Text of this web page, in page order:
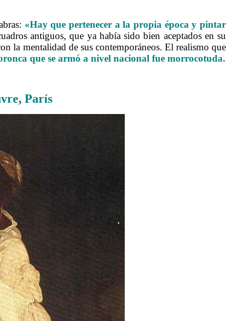
«Hay que pertenecer a la propia época y pintar
antiguos, que ya había sido bien aceptados en su
la mentalidad de sus contemporáneos. El realismo que
que se armó a nivel nacional fue morrocotuda.
París